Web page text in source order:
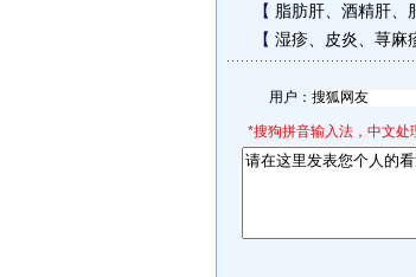
【 脂肪肝、酒精肝、
【 湿疹、皮炎、荨麻
用户：
*搜狗拼音输入法，中文处